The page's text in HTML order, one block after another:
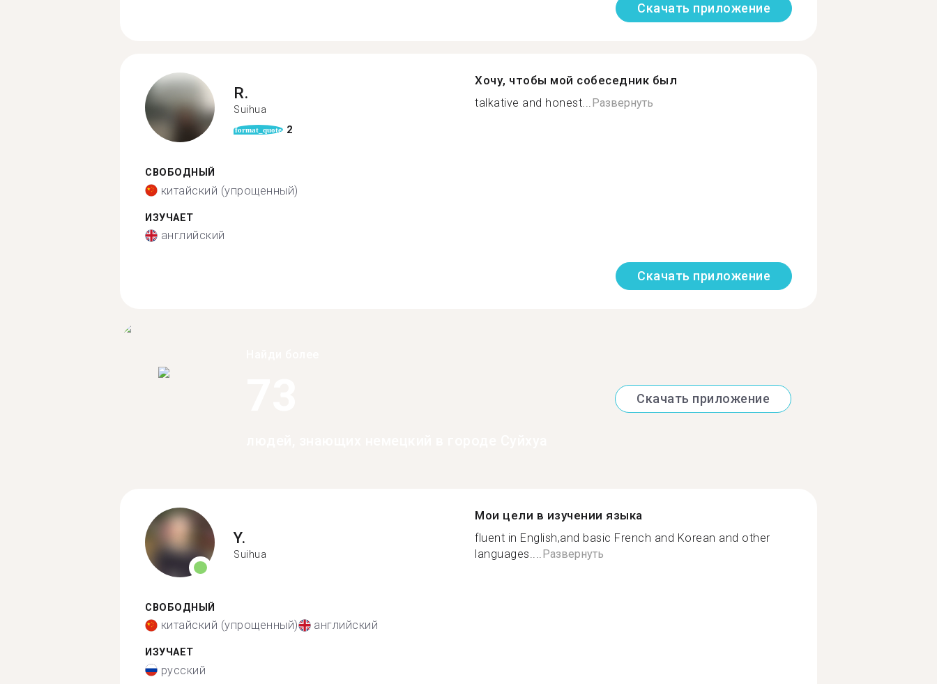
Скачать приложение
R.
Suihua
format_quote 2
СВОБОДНЫЙ
китайский (упрощенный)
ИЗУЧАЕТ
английский
Хочу, чтобы мой собеседник был
talkative and honest...Развернуть
Скачать приложение
Скачать приложение
Y.
Suihua
СВОБОДНЫЙ
китайский (упрощенный) английский
ИЗУЧАЕТ
русский
Мои цели в изучении языка
fluent in English,and basic French and Korean and other
languages.... Развернуть